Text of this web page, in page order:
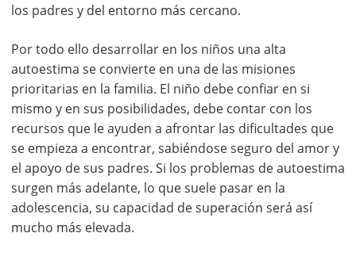
los padres y del entorno más cercano.
Por todo ello desarrollar en los niños una alta
autoestima se convierte en una de las misiones
prioritarias en la familia. El niño debe confiar en si
mismo y en sus posibilidades, debe contar con los
recursos que le ayuden a afrontar las dificultades que
se empieza a encontrar, sabiéndose seguro del amor y
el apoyo de sus padres. Si los problemas de autoestima
surgen más adelante, lo que suele pasar en la
adolescencia, su capacidad de superación será así
mucho más elevada.